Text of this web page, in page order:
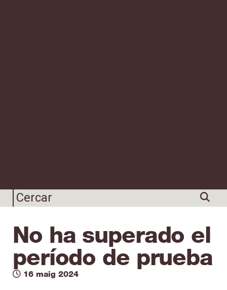
No ha superado el
período de prueba
16 maig 2024